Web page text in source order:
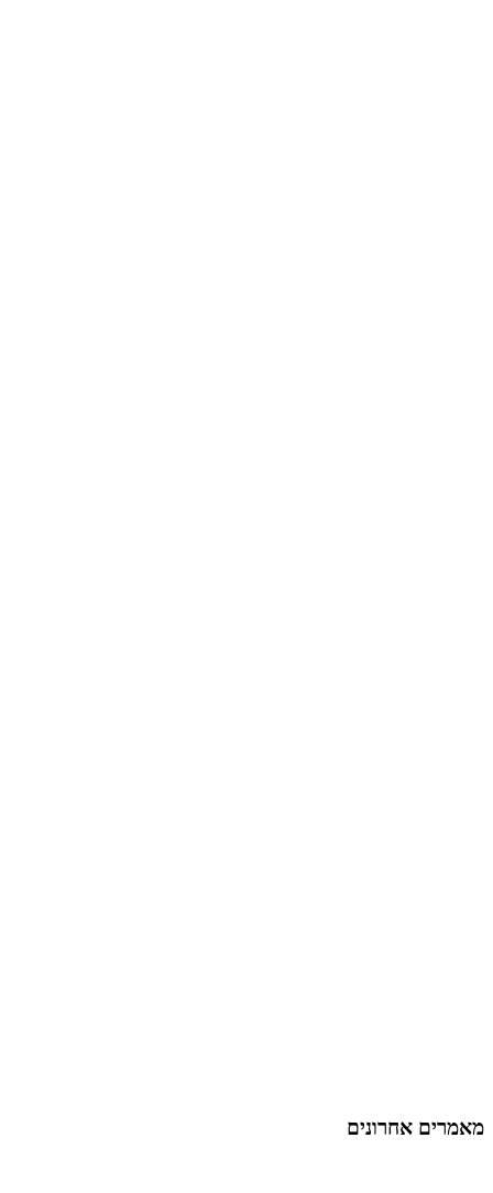
מאמרים אחרונים